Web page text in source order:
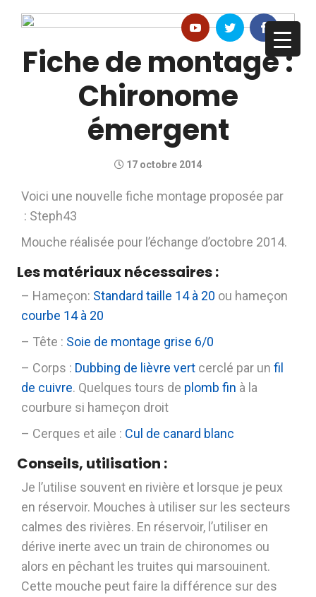
Fiche de montage :
Chironome
émergent
17 octobre 2014
Voici une nouvelle fiche montage proposée par
: Steph43
Mouche réalisée pour l’échange d’octobre 2014.
Les matériaux nécessaires :
– Hameçon: Standard taille 14 à 20 ou hameçon
courbe 14 à 20
– Tête : Soie de montage grise 6/0
– Corps : Dubbing de lièvre vert cerclé par un fil
de cuivre. Quelques tours de plomb fin à la
courbure si hameçon droit
– Cerques et aile : Cul de canard blanc
Conseils, utilisation :
Je l’utilise souvent en rivière et lorsque je peux
en réservoir. Mouches à utiliser sur les secteurs
calmes des rivières. En réservoir, l’utiliser en
dérive inerte avec un train de chironomes ou
alors en pêchant les truites qui marsouinent.
Cette mouche peut faire la différence sur des